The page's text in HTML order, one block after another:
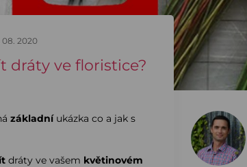
08. 2020
dráty ve floristice?
základníukázka co a jak s
dráty ve vašem květinovém